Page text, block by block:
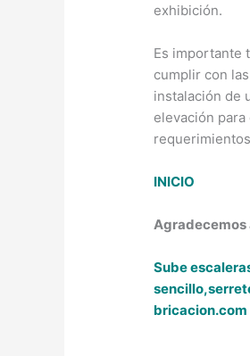
exhibición.
Es importante
cumplir con
instalación de
elevación
INICIO
Agradecemos
Sube
sencillo,
bricacion.com